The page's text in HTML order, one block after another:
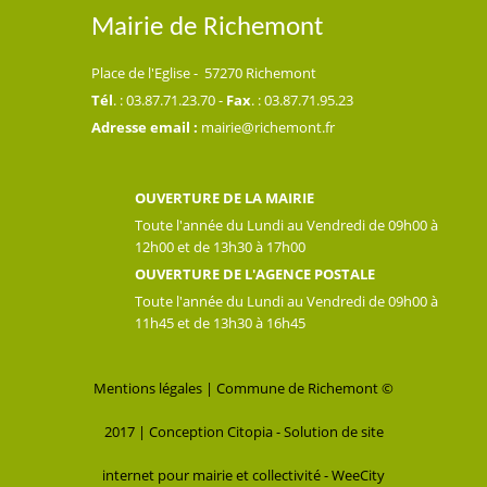
Mairie de Richemont
Place de l'Eglise - 57270 Richemont
Tél. : 03.87.71.23.70 - Fax. : 03.87.71.95.23
Adresse email : mairie@richemont.fr
OUVERTURE DE LA MAIRIE
Toute l'année du Lundi au Vendredi de 09h00 à
12h00 et de 13h30 à 17h00
OUVERTURE DE L'AGENCE POSTALE
Toute l'année du Lundi au Vendredi de 09h00 à
11h45 et de 13h30 à 16h45
Mentions légales | Commune de Richemont ©
2017 | Conception Citopia-Solution de site
internet pour mairie et collectivité - WeeCity